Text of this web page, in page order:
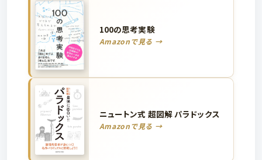
100の思考実験
Amazonで見る →
ニュートン式 超図解 パラドックス
Amazonで見る →